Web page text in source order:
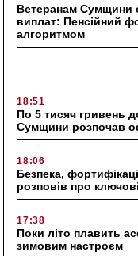
Ветеранам Сумщини
виплат: Пенсійний
алгоритмом
18:51
По 5 тисяч гривень
Сумщини розпочав
18:06
Безпека,
розповів про
17:38
Поки літо плавить
зимовим настроєм